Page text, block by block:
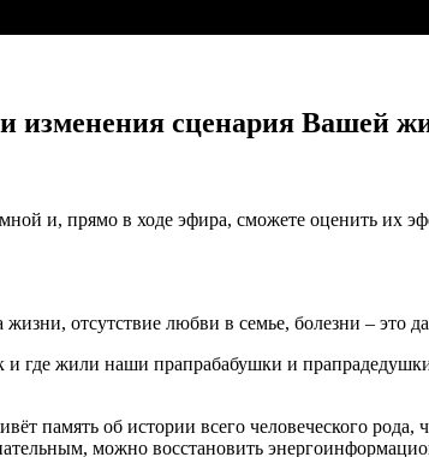
изменения сценария Вашей
и, прямо в ходе эфира, сможете оценить их
отсутствие любви в семье, болезни – это
и где жили наши прапрабабушки и
память об истории всего человеческого
можно восстановить